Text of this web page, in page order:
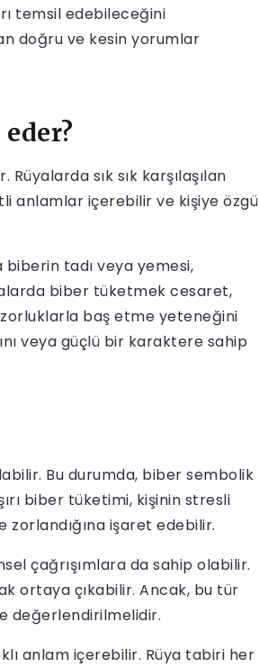
temsil edebileceğini
doğru ve kesin yorumlar
sık sık karşılaşılan
anlamlar içerebilir ve kişiye özgü
tadı veya yemesi,
biber tüketmek cesaret,
zorluklarla baş etme yeteneğini
veya güçlü bir karaktere sahip
Bu durumda, biber sembolik
biber tüketimi, kişinin stresli
zorlandığına işaret edebilir.
çağrışımlara da sahip olabilir.
ortaya çıkabilir. Ancak, bu tür
değerlendirilmelidir.
anlam içerebilir. Rüya tabiri her